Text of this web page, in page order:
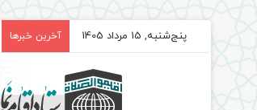
پنج‌شنبه, 15 مرداد 1405 آخرین خبرها